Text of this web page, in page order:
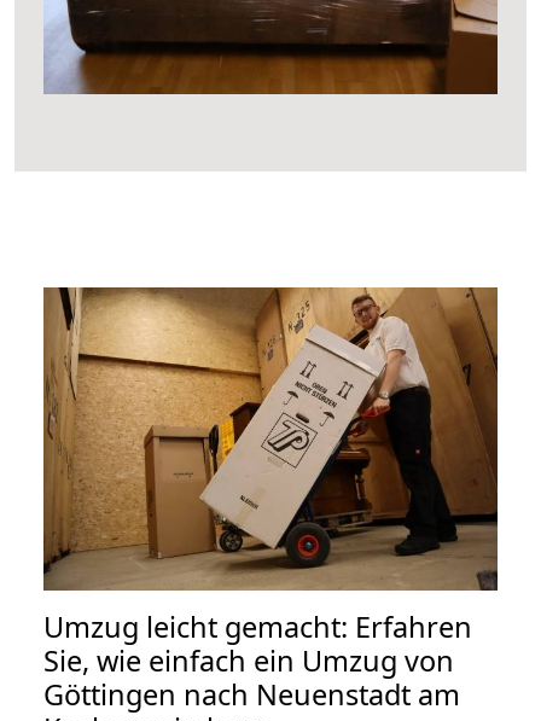
Umzug leicht gemacht: Erfahren
Sie, wie einfach ein Umzug von
Göttingen nach Neuenstadt am